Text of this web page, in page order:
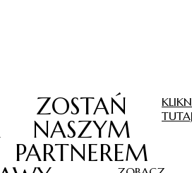
ZOSTAŃ
NASZYM
PARTNEREM